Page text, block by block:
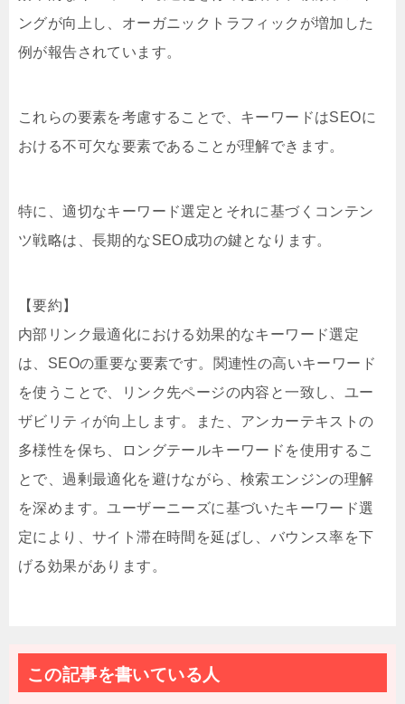
ングが向上し、オーガニックトラフィックが増加した
例が報告されています。
これらの要素を考慮することで、キーワードはSEOに
おける不可欠な要素であることが理解できます。
特に、適切なキーワード選定とそれに基づくコンテン
ツ戦略は、長期的なSEO成功の鍵となります。
【要約】
内部リンク最適化における効果的なキーワード選定
は、SEOの重要な要素です。関連性の高いキーワード
を使うことで、リンク先ページの内容と一致し、ユー
ザビリティが向上します。また、アンカーテキストの
多様性を保ち、ロングテールキーワードを使用するこ
とで、過剰最適化を避けながら、検索エンジンの理解
を深めます。ユーザーニーズに基づいたキーワード選
定により、サイト滞在時間を延ばし、バウンス率を下
げる効果があります。
この記事を書いている人